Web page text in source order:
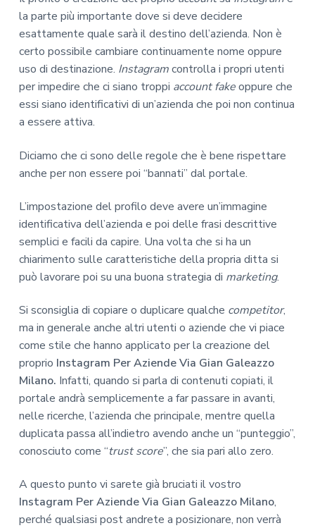
la parte più importante dove si deve decidere
esattamente quale sarà il destino dell’azienda. Non è
certo possibile cambiare continuamente nome oppure
uso di destinazione. Instagramcontrolla i propri utenti
per impedire che ci siano troppi account fakeoppure che
essi siano identificativi di un’azienda che poi non continua
a essere attiva.
Diciamo che ci sono delle regole che è bene rispettare
anche per non essere poi “bannati” dal portale.
L’impostazione del profilo deve avere un’immagine
identificativa dell’azienda e poi delle frasi descrittive
semplici e facili da capire. Una volta che si ha un
chiarimento sulle caratteristiche della propria ditta si
può lavorare poi su una buona strategia di marketing.
Si sconsiglia di copiare o duplicare qualche competitor,
ma in generale anche altri utenti o aziende che vi piace
come stile che hanno applicato per la creazione del
proprio Instagram Per Aziende Via Gian Galeazzo
Milano. Infatti, quando si parla di contenuti copiati, il
portale andrà semplicemente a far passare in avanti,
nelle ricerche, l’azienda che principale, mentre quella
duplicata passa all’indietro avendo anche un “punteggio”,
conosciuto come “trust score”, che sia pari allo zero.
A questo punto vi sarete già bruciati il vostro
Instagram Per Aziende Via Gian Galeazzo Milano,
perché qualsiasi post andrete a posizionare, non verrà